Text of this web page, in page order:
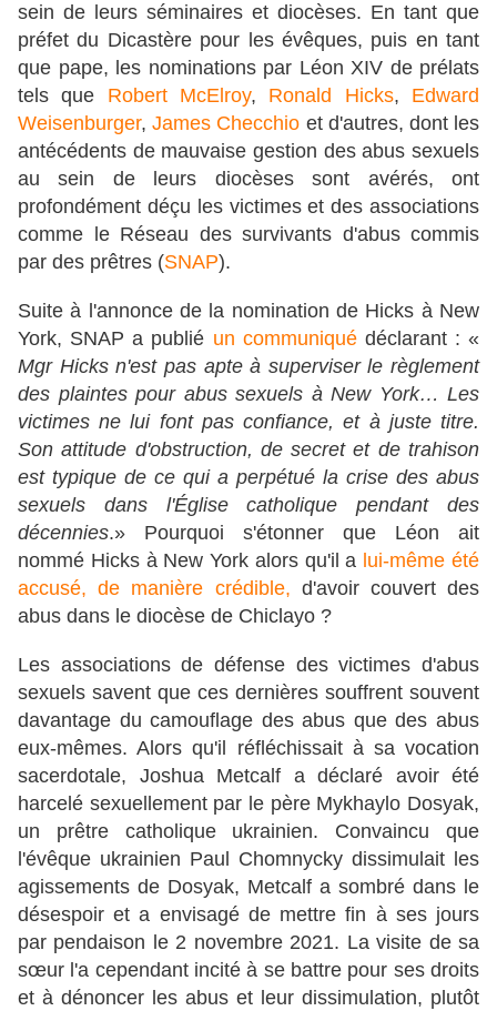
sein de leurs séminaires et diocèses. En tant que
préfet du Dicastère pour les évêques, puis en tant
que pape, les nominations par Léon XIV de prélats
tels que Robert McElroy, Ronald Hicks, Edward
Weisenburger,James Checchio et d'autres, dont les
antécédents de mauvaise gestion des abus sexuels
au sein de leurs diocèses sont avérés, ont
profondément déçu les victimes et des associations
comme le Réseau des survivants d'abus commis
par des prêtres (SNAP).
Suite à l'annonce de la nomination de Hicks à New
York, SNAP a publié un communiquédéclarant : «
Mgr Hicks n'est pas apte à superviser le règlement
des plaintes pour abus sexuels à New York… Les
victimes ne lui font pas confiance, et à juste titre.
Son attitude d'obstruction, de secret et de trahison
est typique de ce qui a perpétué la crise des abus
sexuels dans l'Église catholique pendant des
décennies.» Pourquoi s'étonner que Léon ait
nommé Hicks à New York alors qu'il a lui-même été
accusé, de manière crédible, d'avoir couvert des
abus dans le diocèse de Chiclayo ?
Les associations de défense des victimes d'abus
sexuels savent que ces dernières souffrent souvent
davantage du camouflage des abus que des abus
eux-mêmes. Alors qu'il réfléchissait à sa vocation
sacerdotale, Joshua Metcalf a déclaré avoir été
harcelé sexuellement par le père Mykhaylo Dosyak,
un prêtre catholique ukrainien. Convaincu que
l'évêque ukrainien Paul Chomnycky dissimulait les
agissements de Dosyak, Metcalf a sombré dans le
désespoir et a envisagé de mettre fin à ses jours
par pendaison le 2 novembre 2021. La visite de sa
sœur l'a cependant incité à se battre pour ses droits
et à dénoncer les abus et leur dissimulation, plutôt